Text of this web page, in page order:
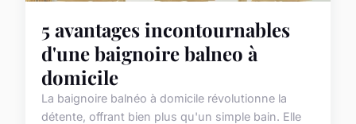
5 avantages incontournables
d'une baignoire balneo à
domicile
La baignoire balnéo à domicile révolutionne la
détente, offrant bien plus qu'un simple bain. Elle